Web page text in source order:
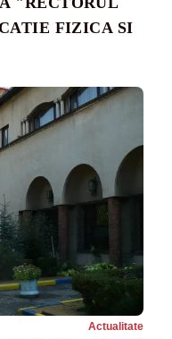
FIZICA SI
Actualitate